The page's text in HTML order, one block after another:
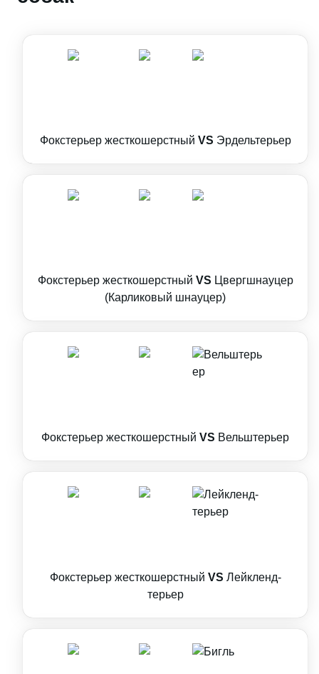
Фокстерьер жесткошерстный VS Эрдельтерьер
Фокстерьер жесткошерстный VS Цвергшнауцер
(Карликовый шнауцер)
Фокстерьер жесткошерстный VS Вельштерьер
Фокстерьер жесткошерстный VS Лейкленд-
терьер